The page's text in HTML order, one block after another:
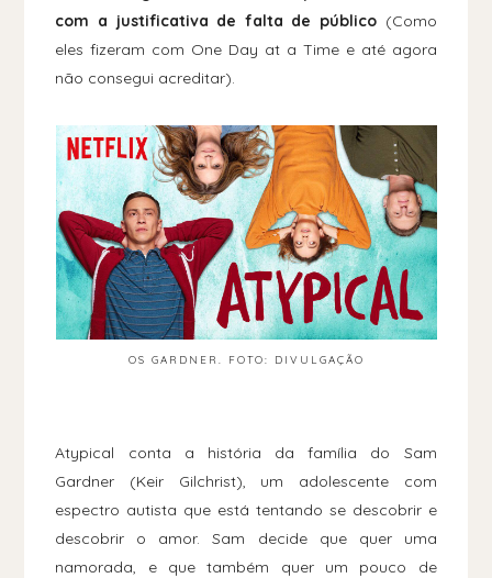
com a justificativa de falta de público (Como
eles fizeram com One Day at a Time e até agora
não consegui acreditar).
OS GARDNER. FOTO: DIVULGAÇÃO
Atypical conta a história da família do Sam
Gardner (Keir Gilchrist), um adolescente com
espectro autista que está tentando se descobrir e
descobrir o amor. Sam decide que quer uma
namorada, e que também quer um pouco de